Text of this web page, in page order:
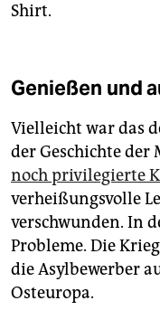
Shirt.
Genießen und
Vielleicht war das
der Geschichte der
noch privilegierte
verheißungsvolle
verschwunden. In
Probleme. Die
die Asylbewerber
Osteuropa.